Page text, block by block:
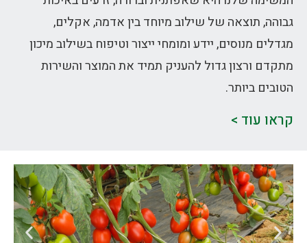
גבוהה, תוצאה של שילוב מיוחד בין אדמה, אקלים,
מגדלים מנוסים, יידע ומומחי ייצור וטיפוח בשילוב מיכון
מתקדם ורצון גדול להעניק תמיד את המוצר והשירות
הטובים ביותר.
קראו עוד >